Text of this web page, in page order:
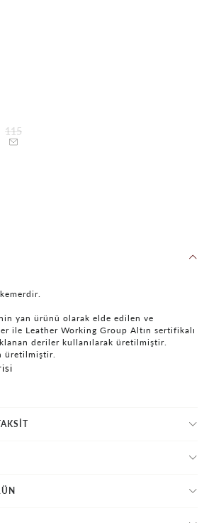
115
yan ürünü olarak elde edilen ve
ile Leather Working Group Altın sertifikalı
deriler kullanılarak üretilmiştir.
üretilmiştir.